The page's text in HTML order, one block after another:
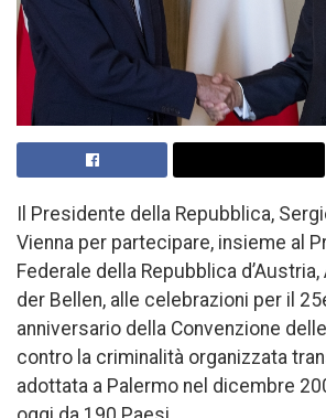
Il Presidente della Repubblica,
Vienna per partecipare, insieme al
Federale della Repubblica d’Austria,
der Bellen, alle celebrazioni per il
anniversario della Convenzione
contro la criminalità organizzata
adottata a Palermo nel dicembre